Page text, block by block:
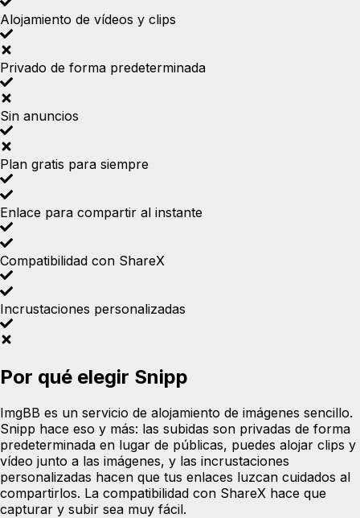
Alojamiento de vídeos y clips
Privado de forma predeterminada
Sin anuncios
Plan gratis para siempre
Enlace para compartir al instante
Compatibilidad con ShareX
Incrustaciones personalizadas
Por qué elegir Snipp
ImgBB es un servicio de alojamiento de imágenes sencillo.
Snipp hace eso y más: las subidas son privadas de forma
predeterminada en lugar de públicas, puedes alojar clips y
vídeo junto a las imágenes, y las incrustaciones
personalizadas hacen que tus enlaces luzcan cuidados al
compartirlos. La compatibilidad con ShareX hace que
capturar y subir sea muy fácil.